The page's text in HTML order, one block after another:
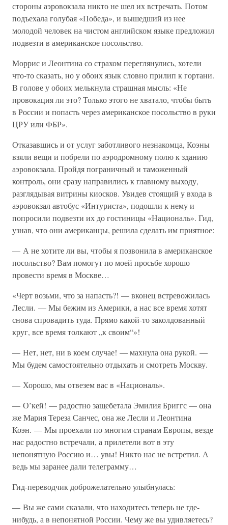
стороны аэровокзала никто не шел их встречать. Потом
подъехала голубая «Победа», и вышедший из нее
молодой человек на чистом английском языке предложил
подвезти в американское посольство.
Моррис и Леонтина со страхом переглянулись, хотели
что-то сказать, но у обоих язык словно прилип к гортани.
В голове у обоих мелькнула страшная мысль: «Не
провокация ли это? Только этого не хватало, чтобы быть
в России и попасть через американское посольство в руки
ЦРУ или ФБР».
Отказавшись и от услуг заботливого незнакомца, Коэны
взяли вещи и побрели по аэродромному полю к зданию
аэровокзала. Пройдя пограничный и таможенный
контроль, они сразу направились к главному выходу,
разглядывая витрины киосков. Увидев стоящий у входа в
аэровокзал автобус «Интуриста», подошли к нему и
попросили подвезти их до гостиницы «Националь». Гид,
узнав, что они американцы, решила сделать им приятное:
— А не хотите ли вы, чтобы я позвонила в американское
посольство? Вам помогут по моей просьбе хорошо
провести время в Москве…
«Черт возьми, что за напасть?! — вконец встревожилась
Лесли. — Мы бежим из Америки, а нас все время хотят
снова спровадить туда. Прямо какой-то заколдованный
круг, все время толкают „к своим“»!
— Нет, нет, ни в коем случае! — махнула она рукой. —
Мы будем самостоятельно отдыхать и смотреть Москву.
— Хорошо, мы отвезем вас в «Националь».
— О’кей! — радостно защебетала Эмилия Бриггс — она
же Мария Тереза Санчес, она же Лесли и Леонтина
Коэн. — Мы проехали по многим странам Европы, везде
нас радостно встречали, а прилетели вот в эту
непонятную Россию и… увы! Никто нас не встретил. А
ведь мы заранее дали телеграмму…
Гид-переводчик доброжелательно улыбнулась:
— Вы же сами сказали, что находитесь теперь не где-
нибудь, а в непонятной России. Чему же вы удивляетесь?